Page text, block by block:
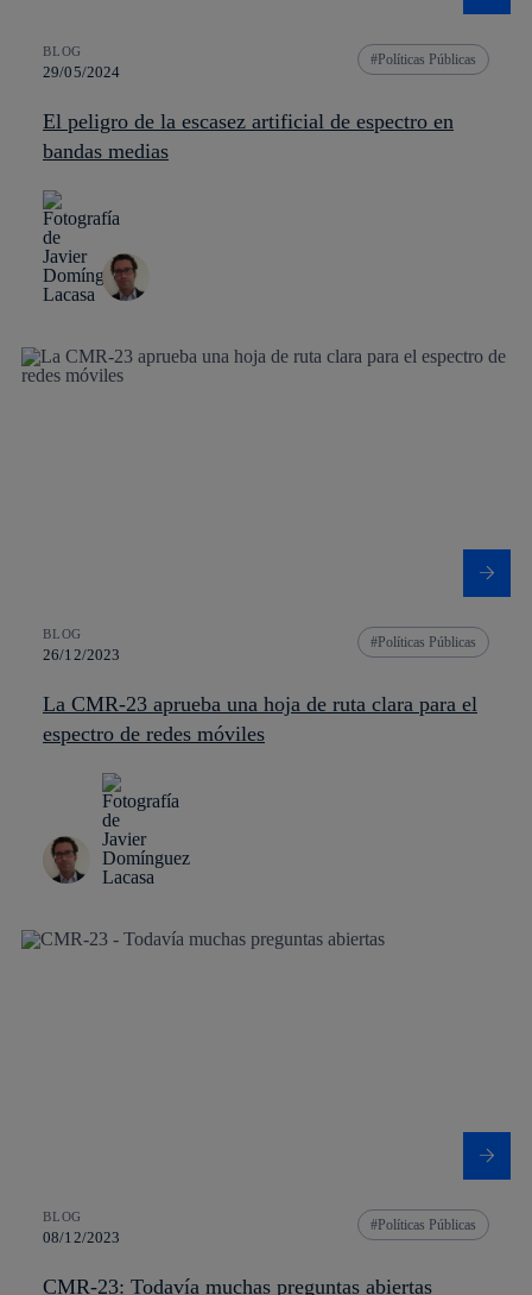
BLOG
29/05/2024
Políticas Públicas
El peligro de la escasez artificial de espectro en
bandas medias
BLOG
26/12/2023
Políticas Públicas
La CMR-23 aprueba una hoja de ruta clara para el
espectro de redes móviles
BLOG
08/12/2023
Políticas Públicas
CMR-23: Todavía muchas preguntas abiertas